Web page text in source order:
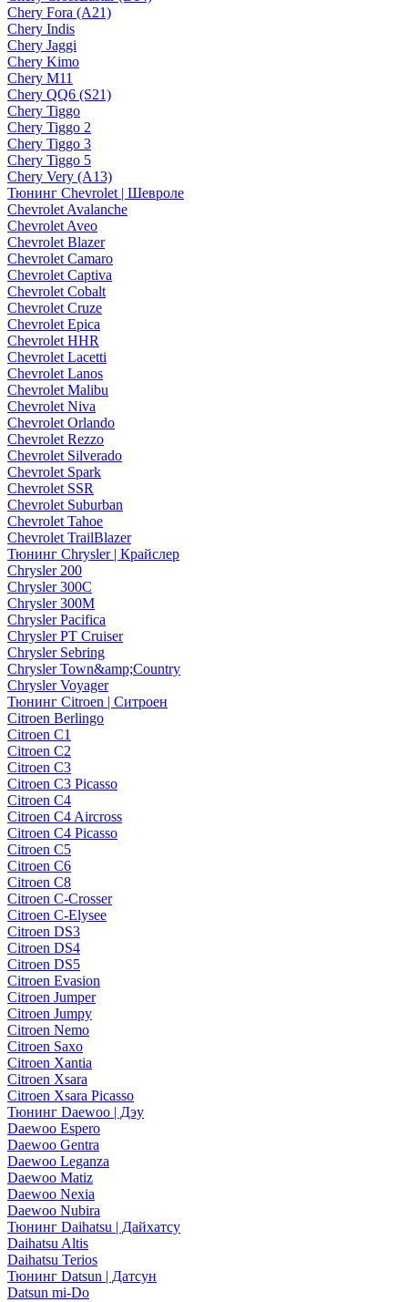
Chery Fora (A21)
Chery Indis
Chery Jaggi
Chery Kimo
Chery M11
Chery QQ6 (S21)
Chery Tiggo
Chery Tiggo 2
Chery Tiggo 3
Chery Tiggo 5
Chery Very (A13)
Тюнинг Chevrolet | Шевроле
Chevrolet Avalanche
Chevrolet Aveo
Chevrolet Blazer
Chevrolet Camaro
Chevrolet Captiva
Chevrolet Cobalt
Chevrolet Cruze
Chevrolet Epica
Chevrolet HHR
Chevrolet Lacetti
Chevrolet Lanos
Chevrolet Malibu
Chevrolet Niva
Chevrolet Orlando
Chevrolet Rezzo
Chevrolet Silverado
Chevrolet Spark
Chevrolet SSR
Chevrolet Suburban
Chevrolet Tahoe
Chevrolet TrailBlazer
Тюнинг Chrysler | Крайслер
Chrysler 200
Chrysler 300C
Chrysler 300M
Chrysler Pacifica
Chrysler PT Cruiser
Chrysler Sebring
Chrysler Town&amp;Country
Chrysler Voyager
Тюнинг Citroen | Ситроен
Citroen Berlingo
Citroen C1
Citroen C2
Citroen C3
Citroen C3 Picasso
Citroen C4
Citroen C4 Aircross
Citroen C4 Picasso
Citroen C5
Citroen C6
Citroen C8
Citroen C-Crosser
Citroen C-Elysee
Citroen DS3
Citroen DS4
Citroen DS5
Citroen Evasion
Citroen Jumper
Citroen Jumpy
Citroen Nemo
Citroen Saxo
Citroen Xantia
Citroen Xsara
Citroen Xsara Picasso
Тюнинг Daewoo | Дэу
Daewoo Espero
Daewoo Gentra
Daewoo Leganza
Daewoo Matiz
Daewoo Nexia
Daewoo Nubira
Тюнинг Daihatsu | Дайхатсу
Daihatsu Altis
Daihatsu Terios
Тюнинг Datsun | Датсун
Datsun mi-Do